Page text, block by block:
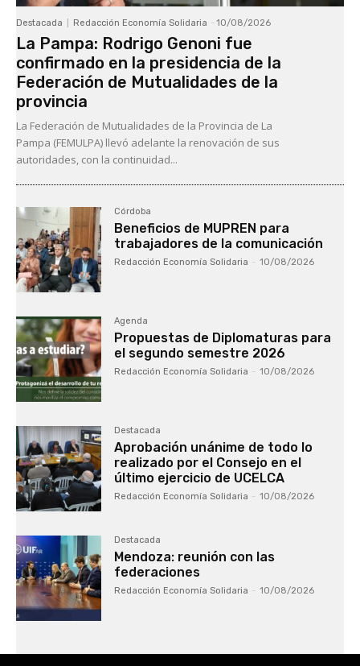
Destacada Redacción Economía Solidaria - 10/08/2026
La Pampa: Rodrigo Genoni fue
confirmado en la presidencia de la
Federación de Mutualidades de la
provincia
La Federación de Mutualidades de la Provincia de La
Pampa (FEMULPA) llevó adelante la renovación de sus
autoridades, con la continuidad...
Córdoba
Beneficios de MUPREN para
trabajadores de la comunicación
Redacción Economía Solidaria - 10/08/2026
Agenda
Propuestas de Diplomaturas para
el segundo semestre 2026
Redacción Economía Solidaria - 10/08/2026
Destacada
Aprobación unánime de todo lo
realizado por el Consejo en el
último ejercicio de UCELCA
Redacción Economía Solidaria - 10/08/2026
Destacada
Mendoza: reunión con las
federaciones
Redacción Economía Solidaria - 10/08/2026